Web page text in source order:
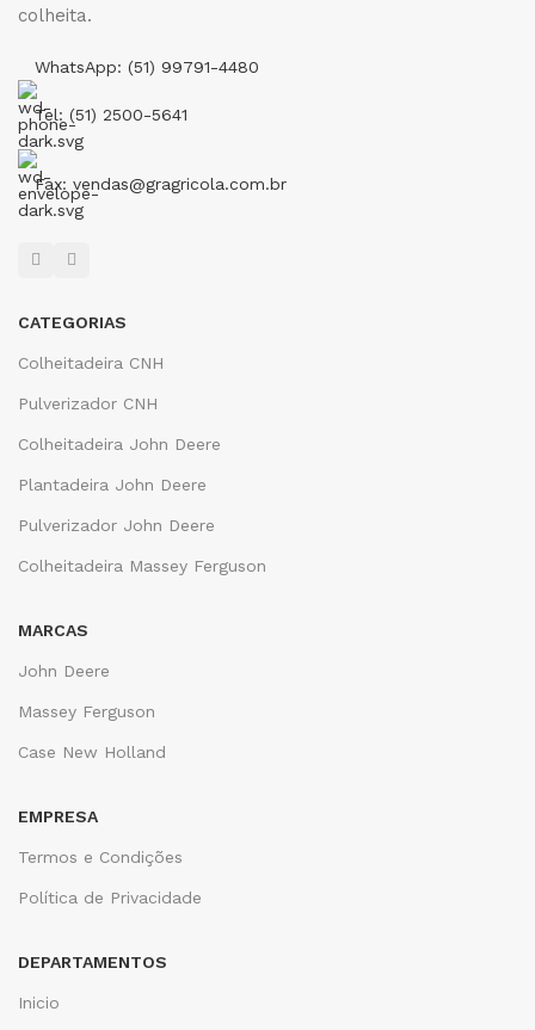
colheita.
WhatsApp: (51) 99791-4480
Tel: (51) 2500-5641
Fax: vendas@gragricola.com.br
CATEGORIAS
Colheitadeira CNH
Pulverizador CNH
Colheitadeira John Deere
Plantadeira John Deere
Pulverizador John Deere
Colheitadeira Massey Ferguson
MARCAS
John Deere
Massey Ferguson
Case New Holland
EMPRESA
Termos e Condições
Política de Privacidade
DEPARTAMENTOS
Inicio